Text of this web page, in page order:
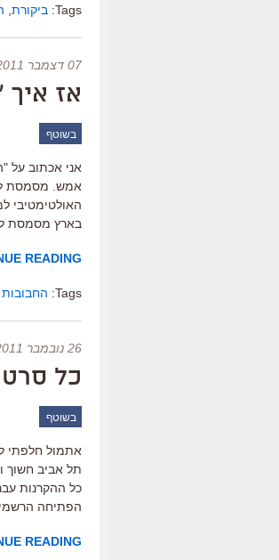
Tags: ביקורת
07 דצמבר 2011 | 11:09
אז איך
בשוטף
אני אכתוב על
אמש. מסמסת
האולטימטיבי
בארץ מסמסת
READING
Tags: החבובות
26 נובמבר 2011 | 18:37
כל
בשוטף
אתמול חלפתי
תל אביב חשוך
כל ההקרנות
הפתיחה
READING